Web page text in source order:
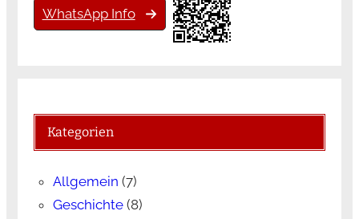
WhatsApp Info
Kategorien
Allgemein (7)
Geschichte(8)